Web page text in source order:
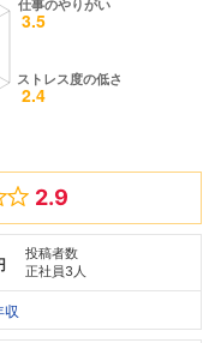
2.9
投稿者数
正社員3人
代
万
--万
収